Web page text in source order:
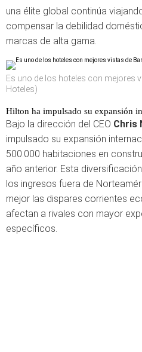
una élite global continúa
compensar la debilidad
marcas de alta gama.
Es uno de los hoteles con mejores
Hoteles)
Hilton ha impulsado su expansión
Bajo la dirección del CEO Chris
impulsado su expansión
500.000 habitaciones en
año anterior. Esta
los ingresos fuera de
mejor las dispares corrientes
afectan a rivales con mayor
específicos.